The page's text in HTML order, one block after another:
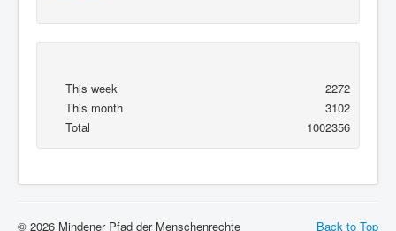
This week
2272
This month
3102
Total
1002356
Back to Top
© 2026 Mindener Pfad der Menschenrechte